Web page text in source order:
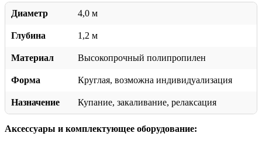
Диаметр 4,0 м
Глубина 1,2 м
Материал Высокопрочный полипропилен
Форма Круглая, возможна индивидуализация
Назначение Купание, закаливание, релаксация
Аксессуары и комплектующее оборудование: